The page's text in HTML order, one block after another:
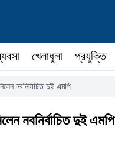
খেলাধুলা প্রযুক্তি
নবনির্বাচিত দুই এমপি
নবনির্বাচিত দুই এমপি